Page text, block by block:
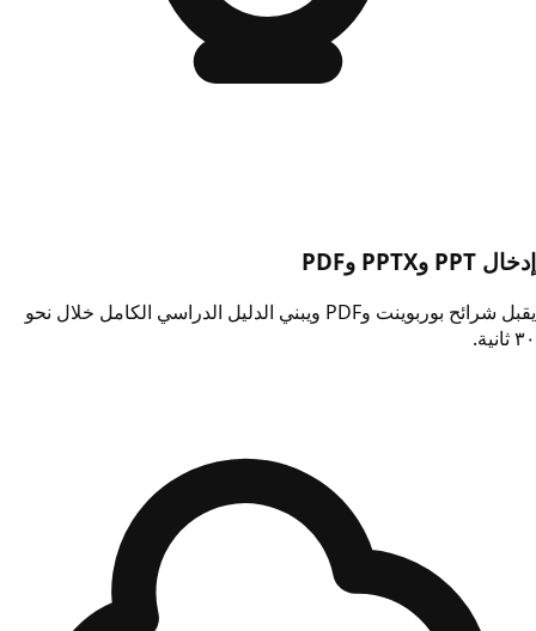
إدخال PPT وPPTX وPDF
يقبل شرائح بوربوينت وPDF ويبني الدليل الدراسي الكامل خلال نحو
٣٠ ثانية.